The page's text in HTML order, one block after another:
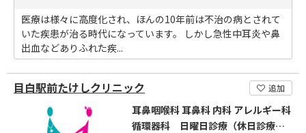
医療は様々に高度化され、ほんの10年前は不治の病とされて
いた疾患が治る時代になっています。 しかし急性中耳炎や鼻
出血などありふれた疾...
目白駅前たけしクリニック 追加
耳鼻咽喉科 耳鼻科 内科 アレルギー科
循環器科 日曜日診療（休日診療）